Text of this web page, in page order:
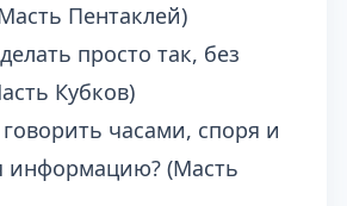
Пентаклей)
просто так, без
Кубков)
часами, споря и
информацию? (Масть